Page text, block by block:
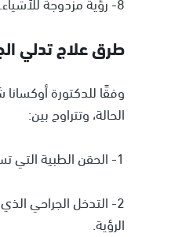
طرق علاج تدلي
وفقًا للدكتورة
الحالة، وتتراوح بين:
1- الحقن الطبية التي تساعد في تحسين وظيفة العضلات.
2- التدخل الجراحي
الرؤية.